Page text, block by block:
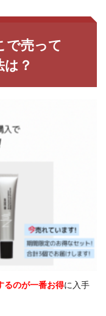
で売って
？
るのが一番お得に入手